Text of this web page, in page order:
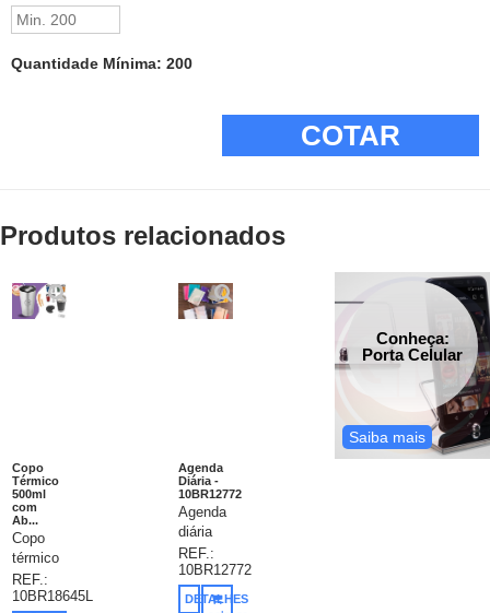
Quantidade Mínima: 200
COTAR
Produtos relacionados
Copo
Térmico
500ml
com
Ab...
Copo
térmico
de inox
com
REF.:
10BR18645L
Agenda
Diária -
10BR12772
Agenda
diária
(7645)
com
espiral,
REF.:
10BR12772
DETALHES
Conheça:
Porta Celular
Saiba mais